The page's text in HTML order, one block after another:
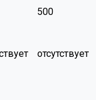
500
отсутствует